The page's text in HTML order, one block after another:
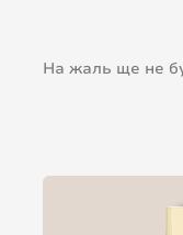
На жаль ще не